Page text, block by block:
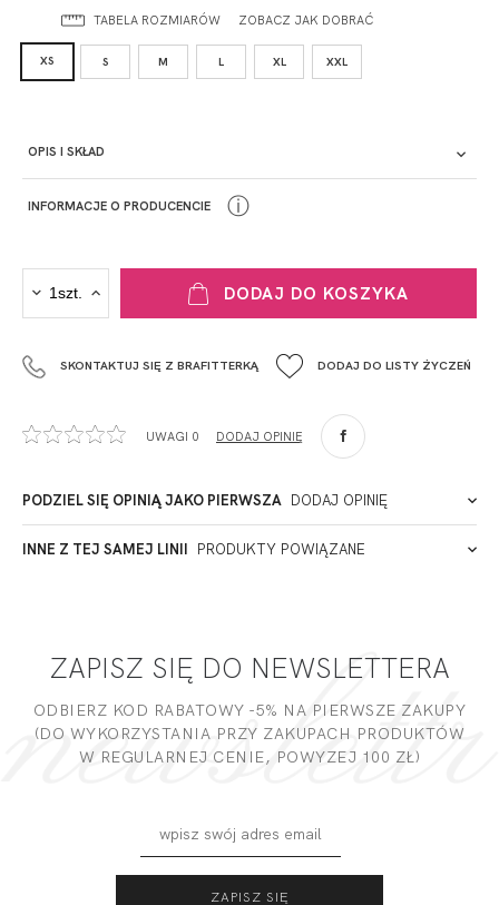
TABELA ROZMIARÓW ZOBACZ JAK DOBRAĆ
XS S M L XL XXL
OPIS I SKŁAD
INFORMACJE O PRODUCENCIE
Fashiontex Group Sp.z o.o. Spółka komandytowa
+48 42 719 43 15
90-057
Polska
ADRES PUNKTU KONTAKTOWEGO
ⓘ
DODAJ DO KOSZYKA
SKONTAKTUJ SIĘ Z BRAFITTERKĄ DODAJ DO LISTY ŻYCZEŃ
UWAGI 0 DODAJ OPINIĘ
PODZIEL SIĘ OPINIĄ JAKO PIERWSZA DODAJ OPINIĘ
Miałeś już kontakt z naszym produktem? Zostaw opinię
INNE Z TEJ SAMEJ LINII PRODUKTY POWIĄZANE
ZAPISZ SIĘ DO NEWSLETTERA
ODBIERZ KOD RABATOWY -5% NA PIERWSZE ZAKUPY
(DO WYKORZYSTANIA PRZY ZAKUPACH PRODUKTÓW
W REGULARNEJ CENIE, POWYZEJ 100 ZŁ)